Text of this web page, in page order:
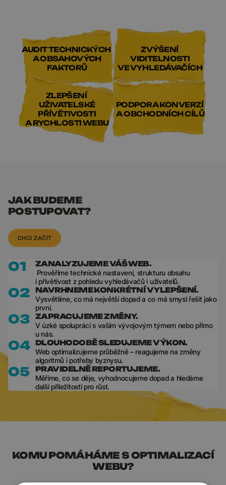
AUDIT TECHNICKÝCH
A OBSAHOVÝCH
FAKTORŮ
ZVÝŠENÍ
VIDITELNOSTI
VE VYHLEDÁVAČÍCH
ZLEPŠENÍ
UŽIVATELSKÉ
PŘÍVĚTIVOSTI
A RYCHLOSTI WEBU
PODPORA KONVERZÍ
A OBCHODNÍCH CÍLŮ
JAK BUDEME
POSTUPOVAT?
CHCI ZAČÍT
01
ZANALYZUJEME VÁŠ WEB.
Prověříme technické nastavení, strukturu obsahu
i přívětivost z pohledu vyhledávačů i uživatelů.
02
NAVRHNEME KONKRÉTNÍ VYLEPŠENÍ.
Vysvětlíme, co má největší dopad a co má smysl řešit jako
první.
03
ZAPRACUJEME ZMĚNY.
V úzké spolupráci s vaším vývojovým týmem nebo přímo
u nás.
04
DLOUHODOBĚ SLEDUJEME VÝKON.
Web optimalizujeme průběžně – reagujeme na změny
algoritmů i potřeby byznysu.
05
PRAVIDELNĚ REPORTUJEME.
Měříme, co se děje, vyhodnocujeme dopad a hledáme
další příležitosti pro růst.
KOMU POMÁHÁME S OPTIMALIZACÍ
WEBU?